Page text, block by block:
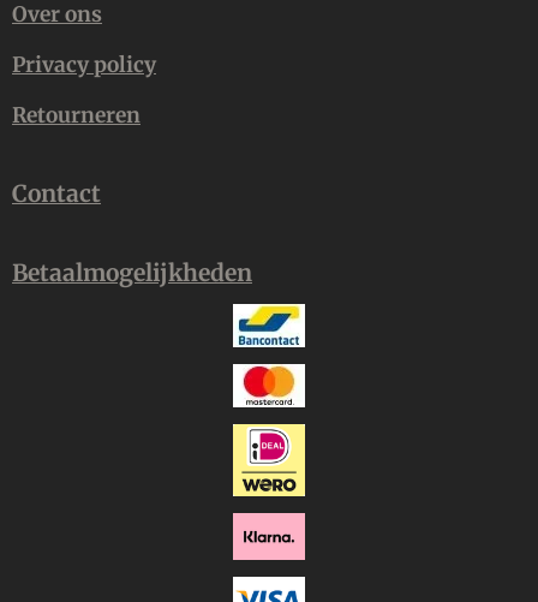
Over ons
Privacy policy
Retourneren
Contact
Betaalmogelijkheden